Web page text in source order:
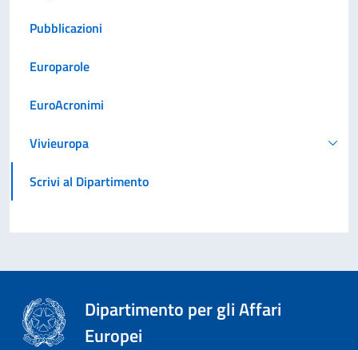
Pubblicazioni
Europarole
EuroAcronimi
Vivieuropa
Scrivi al Dipartimento
Dipartimento per gli Affari
Europei